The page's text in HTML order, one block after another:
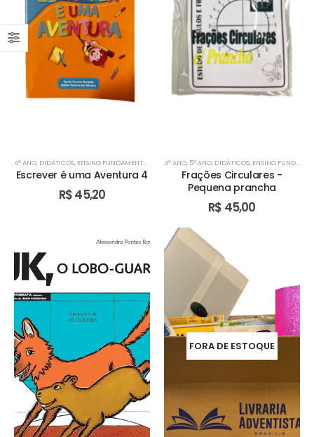
4º ANO, DIDÁTICOS, ENSINO FUNDAMENTAL I TURMA BILÍNGUE, TURMA BILÍNGUE,TURMA
Escrever é uma Aventura 4
R$45,20
4º ANO, 5º ANO, DIDÁTICOS, ENSINO FUNDAMENTAL I
Frações Circulares -
Pequena prancha
R$ 45,00
FORA DE ESTOQUE